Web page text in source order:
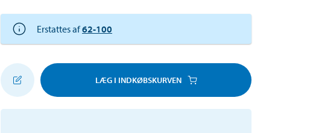
Erstattes af62-100
LÆG I INDKØBSKURVEN